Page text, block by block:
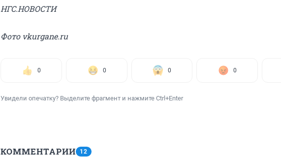
НГС.НОВОСТИ
Фото vkurgane.ru
0 0 0 0
Увидели опечатку? Выделите фрагмент и нажмите Ctrl+Enter
КОММЕНТАРИИ 12